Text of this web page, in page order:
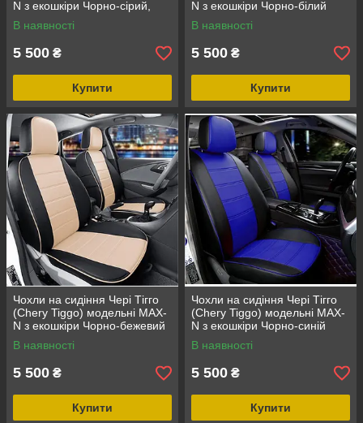
N з екошкіри Чорно-сірий,
графіт
В наявності
5 500 ₴
Купити
N з екошкіри Чорно-білий
В наявності
5 500 ₴
Купити
Чохли на сидіння Чері Тігго
(Chery Tiggo) модельні MAX-
N з екошкіри Чорно-бежевий
В наявності
5 500 ₴
Купити
Чохли на сидіння Чері Тігго
(Chery Tiggo) модельні MAX-
N з екошкіри Чорно-синій
В наявності
5 500 ₴
Купити